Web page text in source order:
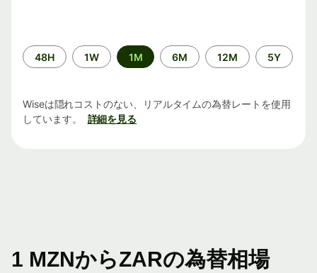
期
間
48H 1W 1M 6M 12M 5Y
Wiseは隠れコストのない、リアルタイムの為替レートを使用
しています。
詳細を見る
1 MZNからZARの為替相場